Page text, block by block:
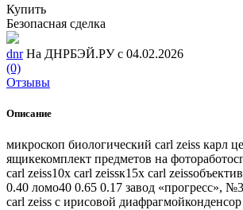
Купить
Безопасная сделка
dnr На ДНРБЭЙ.РУ с 04.02.2026
(0)
Отзывы
Описание
микроскоп биологический carl zeiss карл
ящикекомплект предметов на
carl zeiss10х carl zeissк15х carl
0.40 ломо40 0.65 0.17 завод «прогресс»,
carl zeiss с ирисовой